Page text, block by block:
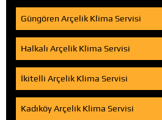
Güngören Arçelik Klima Servisi
Halkalı Arçelik Klima Servisi
İkitelli Arçelik Klima Servisi
Kadıköy Arçelik Klima Servisi